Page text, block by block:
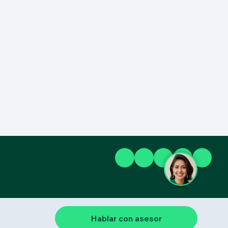
Hablar con asesor